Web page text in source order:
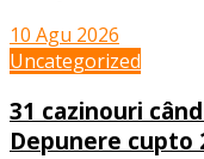
10 Agu 2026
Uncategorized
31 cazinouri
Depunere cupto